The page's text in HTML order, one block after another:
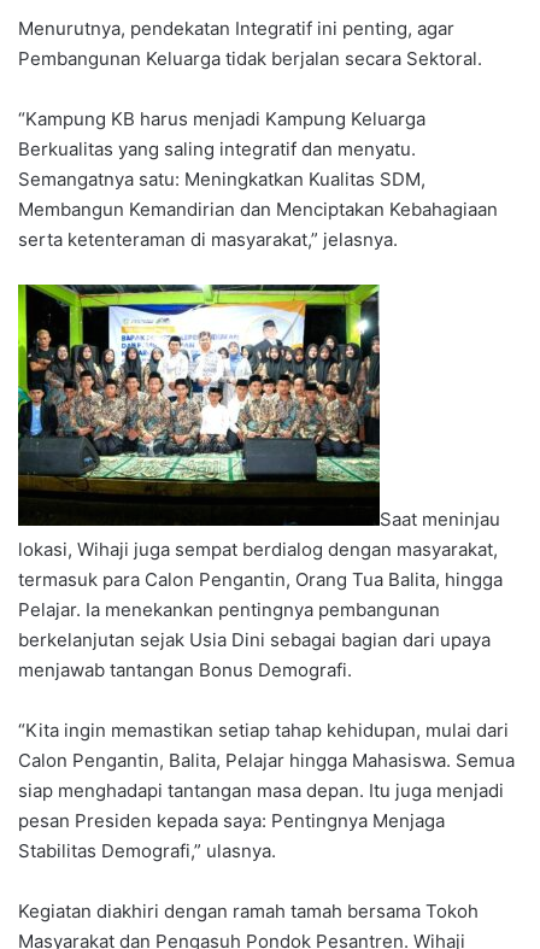
Menurutnya, pendekatan Integratif ini penting, agar
Pembangunan Keluarga tidak berjalan secara Sektoral.
“Kampung KB harus menjadi Kampung Keluarga
Berkualitas yang saling integratif dan menyatu.
Semangatnya satu: Meningkatkan Kualitas SDM,
Membangun Kemandirian dan Menciptakan Kebahagiaan
serta ketenteraman di masyarakat,” jelasnya.
Saat meninjau
lokasi, Wihaji juga sempat berdialog dengan masyarakat,
termasuk para Calon Pengantin, Orang Tua Balita, hingga
Pelajar. Ia menekankan pentingnya pembangunan
berkelanjutan sejak Usia Dini sebagai bagian dari upaya
menjawab tantangan Bonus Demografi.
“Kita ingin memastikan setiap tahap kehidupan, mulai dari
Calon Pengantin, Balita, Pelajar hingga Mahasiswa. Semua
siap menghadapi tantangan masa depan. Itu juga menjadi
pesan Presiden kepada saya: Pentingnya Menjaga
Stabilitas Demografi,” ulasnya.
Kegiatan diakhiri dengan ramah tamah bersama Tokoh
Masyarakat dan Pengasuh Pondok Pesantren. Wihaji